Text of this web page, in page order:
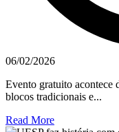
06/02/2026
Evento gratuito acontece
blocos tradicionais e...
Read More